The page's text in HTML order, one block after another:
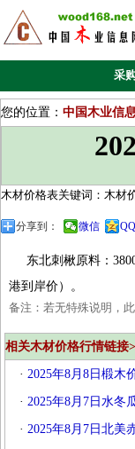
采
您的位置： 中国木业信
木材价格表关键词：木材
分享到： 微信
东北刺楸原料：‌3800
港到岸价）。
备注：若无特殊说明，
相关木材价格行情链接
· 2025年8月8日椴木
· 2025年8月7日水冬
· 2025年8月7日北美